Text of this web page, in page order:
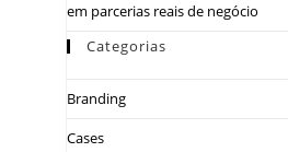
em parcerias reais de negócio
Categorias
Branding
Cases